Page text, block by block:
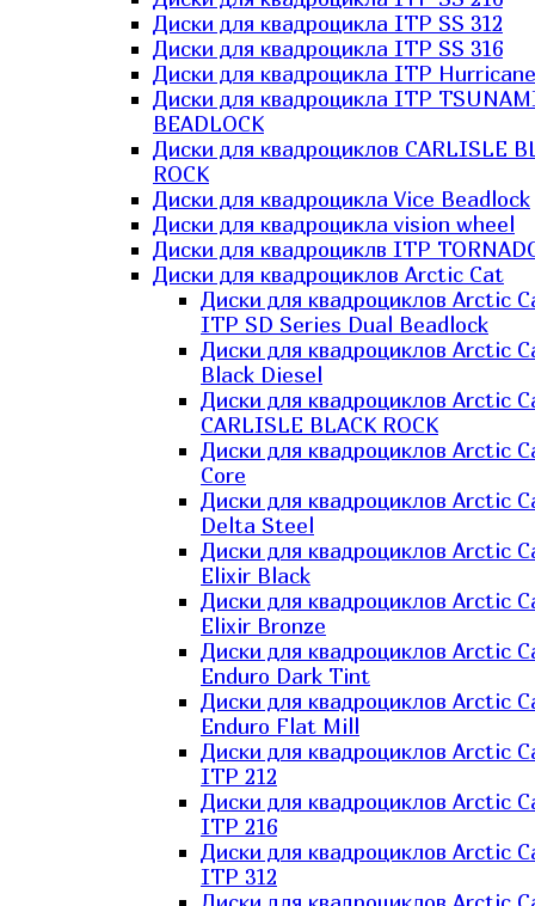
Диски для квадроцикла ITP SS 312
Диски для квадроцикла ITP SS 316
Диски для квадроцикла ITP Hurricane
Диски для квадроцикла ITP
BEADLOCK
Диски для квадроциклов CARLISLE
ROCK
Диски для квадроцикла Vice Beadlock
Диски для квадроцикла vision wheel
Диски для квадроциклв ITP
Диски для квадроциклов Arctic Cat
Диски для квадроциклов Arctic
ITP SD Series Dual Beadlock
Диски для квадроциклов Arctic
Black Diesel
Диски для квадроциклов Arctic
CARLISLE BLACK ROCK
Диски для квадроциклов Arctic
Core
Диски для квадроциклов Arctic
Delta Steel
Диски для квадроциклов Arctic
Elixir Black
Диски для квадроциклов Arctic
Elixir Bronze
Диски для квадроциклов Arctic
Enduro Dark Tint
Диски для квадроциклов Arctic
Enduro Flat Mill
Диски для квадроциклов Arctic
ITP 212
Диски для квадроциклов Arctic
ITP 216
Диски для квадроциклов Arctic
ITP 312